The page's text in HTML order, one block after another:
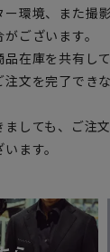
環境、また撮
ございます。
在庫を共有し
文を完了でき
しても、ご注
ます。